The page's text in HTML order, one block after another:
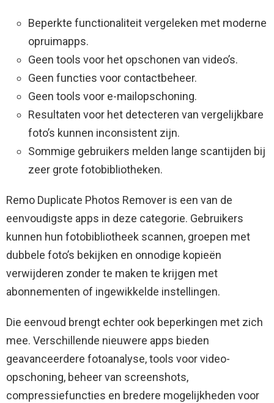
Beperkte functionaliteit vergeleken met moderne
opruimapps.
Geen tools voor het opschonen van video’s.
Geen functies voor contactbeheer.
Geen tools voor e-mailopschoning.
Resultaten voor het detecteren van vergelijkbare
foto’s kunnen inconsistent zijn.
Sommige gebruikers melden lange scantijden bij
zeer grote fotobibliotheken.
Remo Duplicate Photos Remover is een van de
eenvoudigste apps in deze categorie. Gebruikers
kunnen hun fotobibliotheek scannen, groepen met
dubbele foto’s bekijken en onnodige kopieën
verwijderen zonder te maken te krijgen met
abonnementen of ingewikkelde instellingen.
Die eenvoud brengt echter ook beperkingen met zich
mee. Verschillende nieuwere apps bieden
geavanceerdere fotoanalyse, tools voor video-
opschoning, beheer van screenshots,
compressiefuncties en bredere mogelijkheden voor